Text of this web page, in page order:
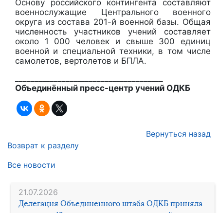
21.07.2026
Делегация Объединенного штаба ОДКБ приняла
Основу российского контингента составляют
военнослужащие Центрального военного
округа из состава 201-й военной базы. Общая
численность участников учений составляет
около 1 000 человек и свыше 300 единиц
военной и специальной техники, в том числе
самолетов, вертолетов и БПЛА.
Объединённый пресс-центр учений ОДКБ
Вернуться назад
Возврат к разделу
Все новости